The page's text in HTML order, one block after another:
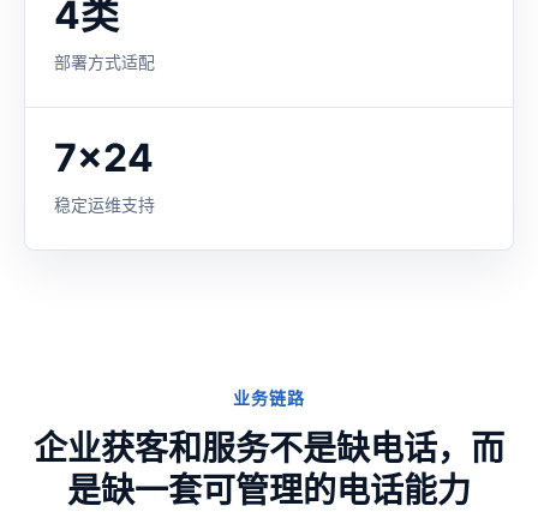
4类
部署方式适配
7x24
稳定运维支持
业务链路
企业获客和服务不是缺电话，而
是缺一套可管理的电话能力